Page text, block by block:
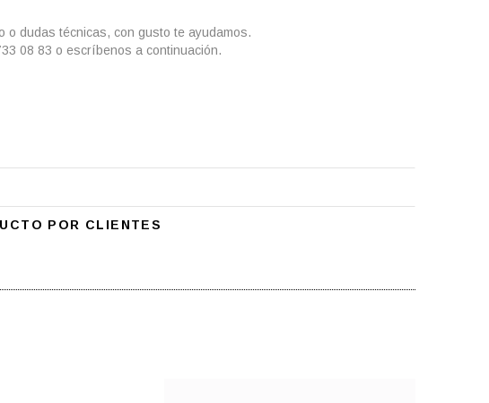
o dudas técnicas, con gusto te ayudamos.
08 83 o escríbenos a continuación.
POR CLIENTES